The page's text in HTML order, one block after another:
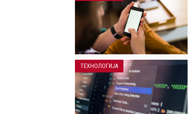
ТЕХНОЛОГИЈА